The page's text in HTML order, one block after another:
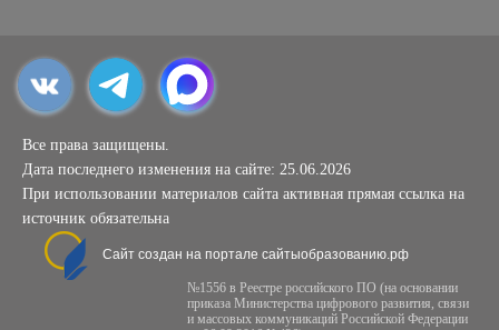
Все права защищены.
Дата последнего изменения на сайте: 25.06.2026
При использовании материалов сайта активная прямая ссылка на
источник обязательна
Сайт создан на портале сайтыобразованию.рф
№1556 в Реестре российского ПО (на основании
приказа Министерства цифрового развития, связи
и массовых коммуникаций Российской Федерации